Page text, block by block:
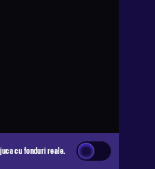
cu fonduri reale.